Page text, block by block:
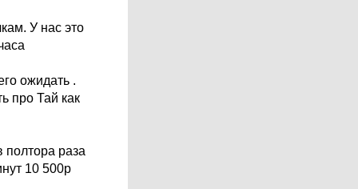
У нас это
ожидать .
про Тай как
полтора раза
10 500р